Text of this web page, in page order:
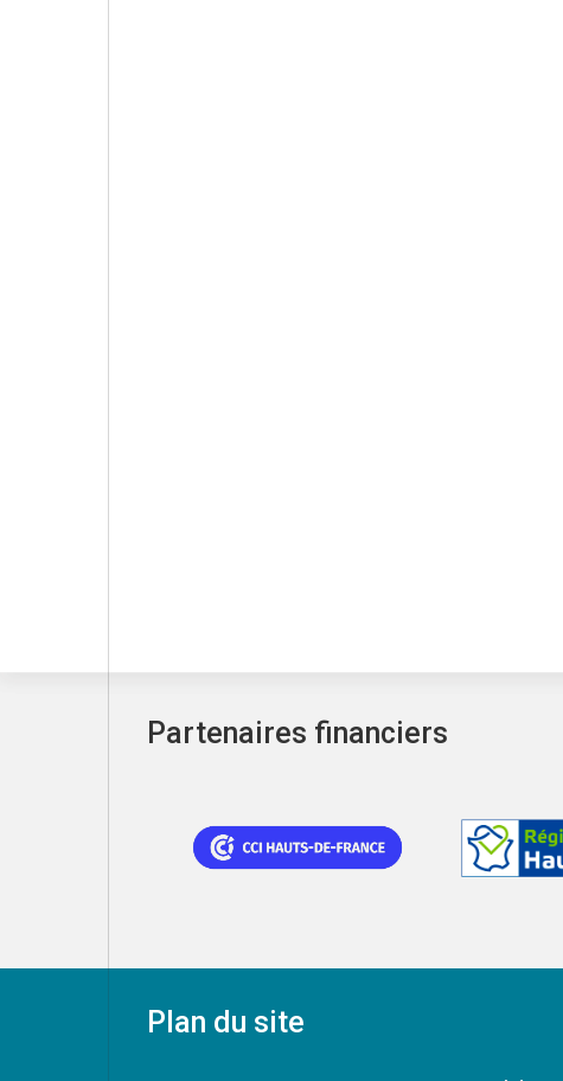
Partenaires financiers
Plan du site